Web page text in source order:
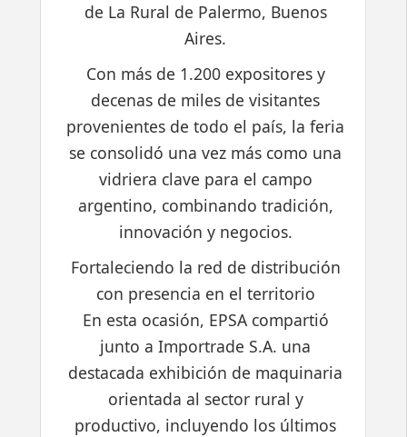
de La Rural de Palermo, Buenos
Aires.
Con más de 1.200 expositores y
decenas de miles de visitantes
provenientes de todo el país, la feria
se consolidó una vez más como una
vidriera clave para el campo
argentino, combinando tradición,
innovación y negocios.
Fortaleciendo la red de distribución
con presencia en el territorio
En esta ocasión, EPSA compartió
junto a Importrade S.A. una
destacada exhibición de maquinaria
orientada al sector rural y
productivo, incluyendo los últimos